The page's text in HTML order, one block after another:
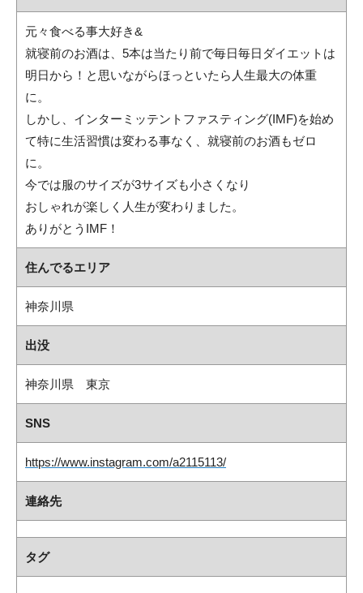
元々食べる事大好き&
就寝前のお酒は、5本は当たり前で毎日毎日ダイエットは
明日から！と思いながらほっといたら人生最大の体重
に。
しかし、インターミッテントファスティング(IMF)を始め
て特に生活習慣は変わる事なく、就寝前のお酒もゼロ
に。
今では服のサイズが3サイズも小さくなり
おしゃれが楽しく人生が変わりました。
ありがとうIMF！
住んでるエリア
神奈川県
出没
神奈川県 東京
SNS
https://www.instagram.com/a2115113/
連絡先
タグ